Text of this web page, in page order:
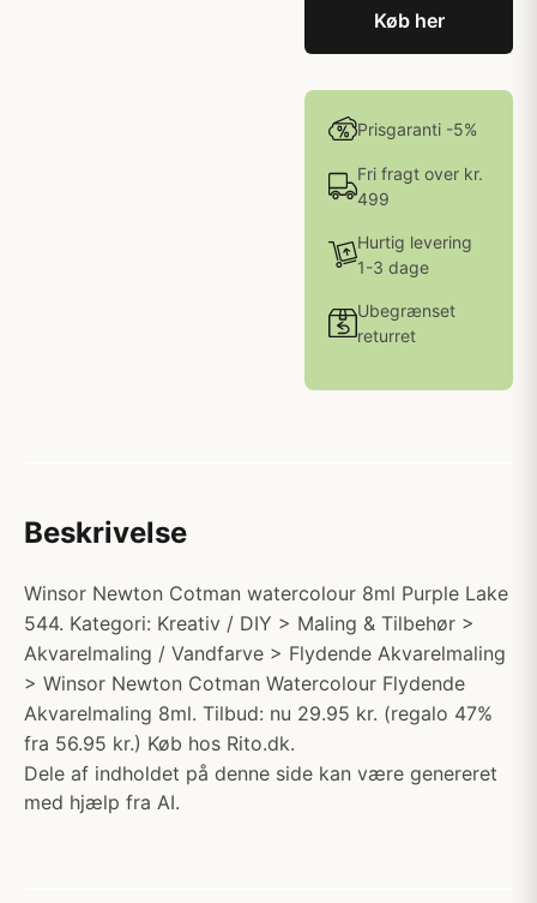
Køb her
Prisgaranti -5%
Fri fragt over kr.
499
Hurtig levering
1-3 dage
Ubegrænset
returret
Beskrivelse
Winsor Newton Cotman watercolour 8ml Purple Lake
544. Kategori: Kreativ / DIY > Maling & Tilbehør >
Akvarelmaling / Vandfarve > Flydende Akvarelmaling
> Winsor Newton Cotman Watercolour Flydende
Akvarelmaling 8ml. Tilbud: nu 29.95 kr. (regalo 47%
fra 56.95 kr.) Køb hos Rito.dk.
Dele af indholdet på denne side kan være genereret
med hjælp fra AI.